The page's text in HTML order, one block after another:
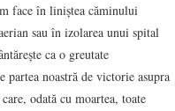
face în liniștea căminului
sau în izolarea unui spital
ca o greutate
partea noastră de victorie asupra
odată cu moartea, toate